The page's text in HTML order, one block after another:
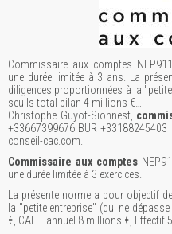
Commissaire aux comptes
une durée limitée à 3 ans. La
diligences proportionnées à la
seuils total bilan 4 millions €…
Christophe Guyot-Sionnest,
+33667399676 BUR
conseil-cac.com.
Commissaire aux comptes
une durée limitée à 3 exercices.
La présente norme a pour objectif
la "petite entreprise" (qui ne
€, CAHT annuel 8 millions €, Effectif